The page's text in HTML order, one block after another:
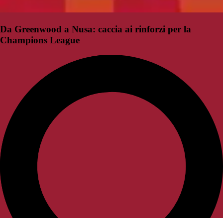
Da Greenwood a Nusa: caccia ai rinforzi per la
Champions League